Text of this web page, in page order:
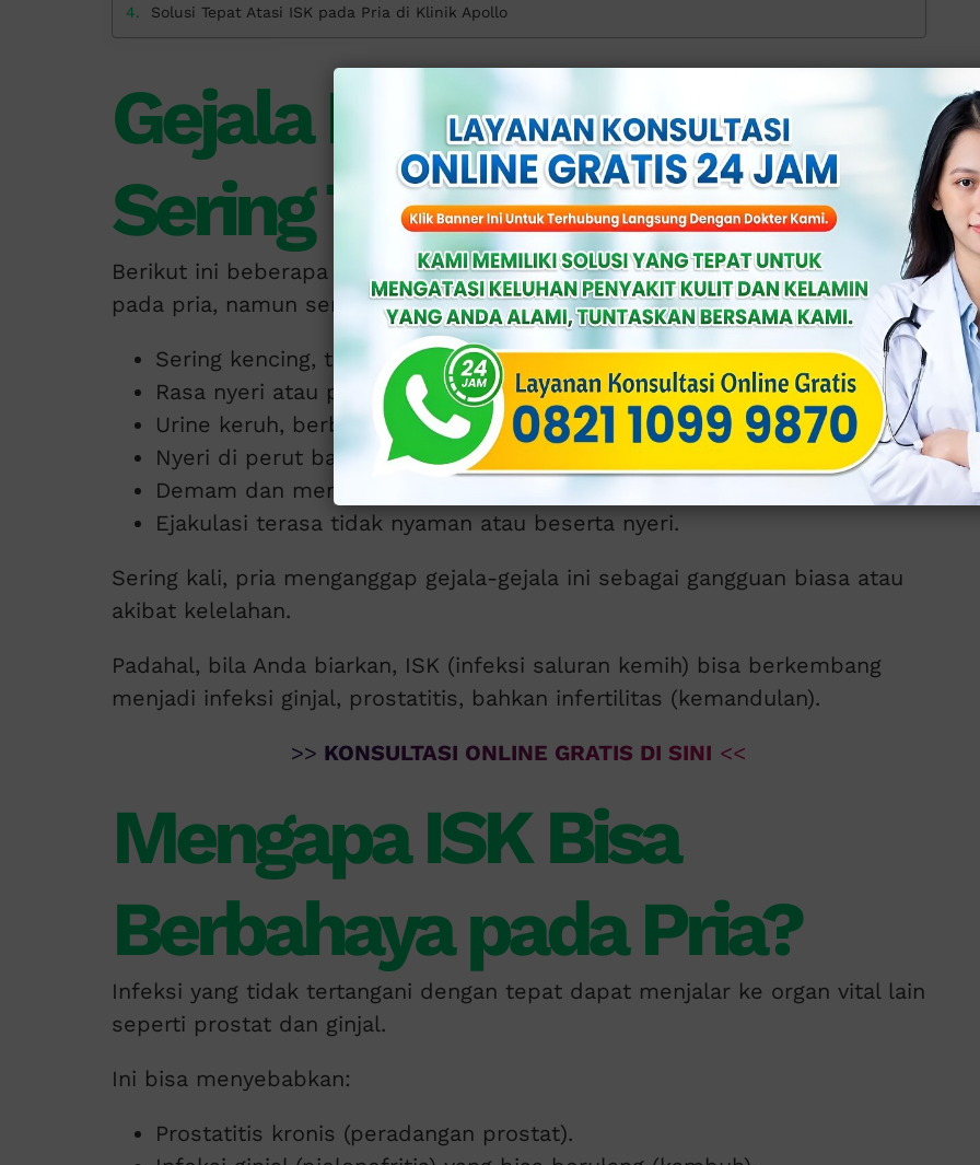
Solusi Tepat Atasi ISK pada Pria di Klinik Apollo
Gejala ISK pada Pria yang
Sering Terabaikan
Berikut ini beberapa gejala ISK (infeksi saluran kemih) yang umum terjadi
pada pria, namun sering di anggap sepele:
Sering kencing, terutama di malam hari.
Rasa nyeri atau panas saat kencing.
Urine keruh, berbau menyengat, atau bahkan mengandung darah.
Nyeri di perut bagian bawah, punggung bawah, atau area selangkangan.
Demam dan menggigil jika infeksi sudah menyebar ke ginjal.
Ejakulasi terasa tidak nyaman atau beserta nyeri.
Sering kali, pria menganggap gejala-gejala ini sebagai gangguan biasa atau
akibat kelelahan.
Padahal, bila Anda biarkan, ISK (infeksi saluran kemih) bisa berkembang
menjadi infeksi ginjal, prostatitis, bahkan infertilitas (kemandulan).
>> KONSULTASI ONLINE GRATIS DI SINI <<
Mengapa ISK Bisa
Berbahaya pada Pria?
Infeksi yang tidak tertangani dengan tepat dapat menjalar ke organ vital lain
seperti prostat dan ginjal.
Ini bisa menyebabkan:
Prostatitis kronis (peradangan prostat).